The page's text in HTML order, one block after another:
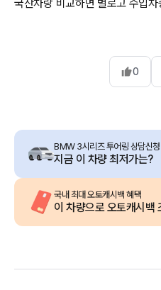
국산차랑 비교하면 별로고 수입
0
BMW 3시리즈 투어링 상담신청
지금 이 차량 최저가는?
국내 최대 오토캐시백 혜택
이 차량으로 오토캐시백